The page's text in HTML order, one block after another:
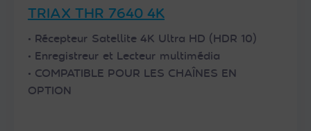
TRIAX THR 7640 4K
• Récepteur Satellite 4K Ultra HD (HDR 10)
• Enregistreur et Lecteur multimédia
• COMPATIBLE POUR LES CHAÎNES EN
OPTION